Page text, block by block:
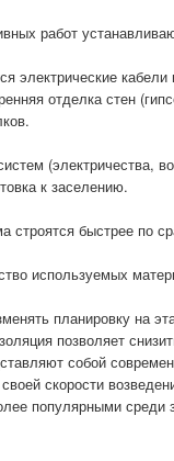
работ
электрические
отделка стен
(электричества,
к заселению.
строятся быстрее по
используемых
планировку на
позволяет
собой
скорости
популярными среди